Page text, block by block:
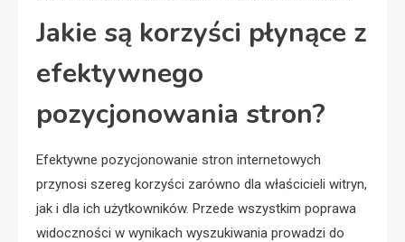
Jakie są korzyści płynące z
efektywnego
pozycjonowania stron?
Efektywne pozycjonowanie stron internetowych
przynosi szereg korzyści zarówno dla właścicieli witryn,
jak i dla ich użytkowników. Przede wszystkim poprawa
widoczności w wynikach wyszukiwania prowadzi do